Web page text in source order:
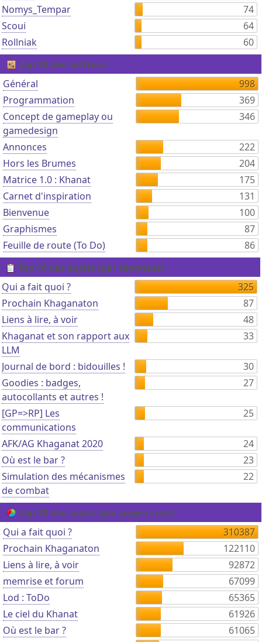
Nomys_Tempar
74
Scoui
64
Rollniak
60
Top 10 des sections
Général
998
Programmation
369
Concept de gameplay ou
gamedesign
346
Annonces
222
Hors les Brumes
204
Matrice 1.0 : Khanat
175
Carnet d'inspiration
131
Bienvenue
100
Graphismes
87
Feuille de route (To Do)
86
Top 10 des sujets (par réponses)
Qui a fait quoi ?
325
Prochain Khaganaton
87
Liens à lire, à voir
48
Khaganat et son rapport aux
LLM
33
Journal de bord : bidouilles !
30
Goodies : badges,
autocollants et autres !
27
[GP=>RP] Les
communications
25
AFK/AG Khaganat 2020
24
Où est le bar ?
23
Simulation des mécanismes
de combat
22
Top 10 des sujets (par pages vues)
Qui a fait quoi ?
310387
Prochain Khaganaton
122110
Liens à lire, à voir
92872
memrise et forum
67099
Lod : ToDo
65365
Le ciel du Khanat
61926
Où est le bar ?
61065